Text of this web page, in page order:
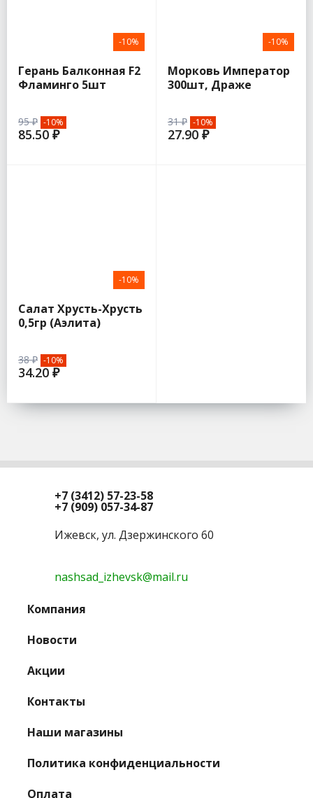
-10%
Герань Балконная F2
Фламинго 5шт
95 ₽ -10%
85.50 ₽
-10%
Морковь Император
300шт, Драже
31 ₽ -10%
27.90 ₽
-10%
Салат Хрусть-Хрусть
0,5гр (Аэлита)
38 ₽ -10%
34.20 ₽
+7 (3412) 57-23-58
+7 (909) 057-34-87
Ижевск, ул. Дзержинского 60
nashsad_izhevsk@mail.ru
Компания
Новости
Акции
Контакты
Наши магазины
Политика конфиденциальности
Оплата